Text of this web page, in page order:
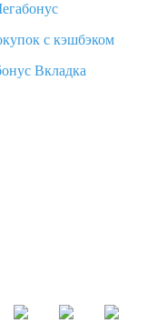
с кэшбэком
Вкладка